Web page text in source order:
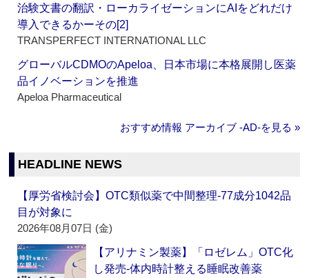
治験文書の翻訳・ローカライゼーションにAIをどれだけ
導入できるかーその[2]
TRANSPERFECT INTERNATIONAL LLC
グローバルCDMOのApeloa、日本市場に本格展開し医薬
品イノベーションを推進
Apeloa Pharmaceutical
おすすめ情報 アーカイブ ‐AD‐を見る »
HEADLINE NEWS
【厚労省検討会】OTC類似薬で中間整理‐77成分1042品
目が対象に
2026年08月07日 (金)
【アリナミン製薬】「ロゼレム」OTC化
し発売‐体内時計整える睡眠改善薬